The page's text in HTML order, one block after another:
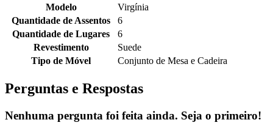
Modelo
Virgínia
Quantidade de Assentos
6
Quantidade de Lugares
6
Revestimento
Suede
Tipo de Móvel
Conjunto de Mesa e Cadeira
Perguntas e Respostas
Nenhuma pergunta foi feita ainda. Seja o primeiro!